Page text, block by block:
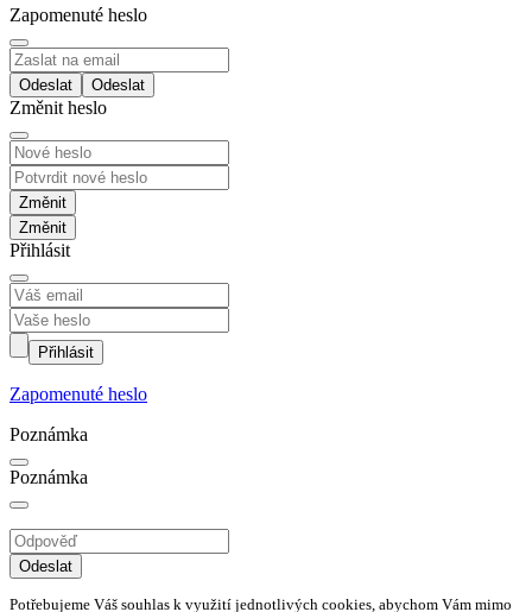
Zapomenuté heslo
Odeslat
Změnit heslo
Změnit
Přihlásit
Přihlásit
Zapomenuté heslo
Poznámka
Poznámka
Odeslat
Potřebujeme Váš souhlas k využití jednotlivých cookies, abychom Vám mimo